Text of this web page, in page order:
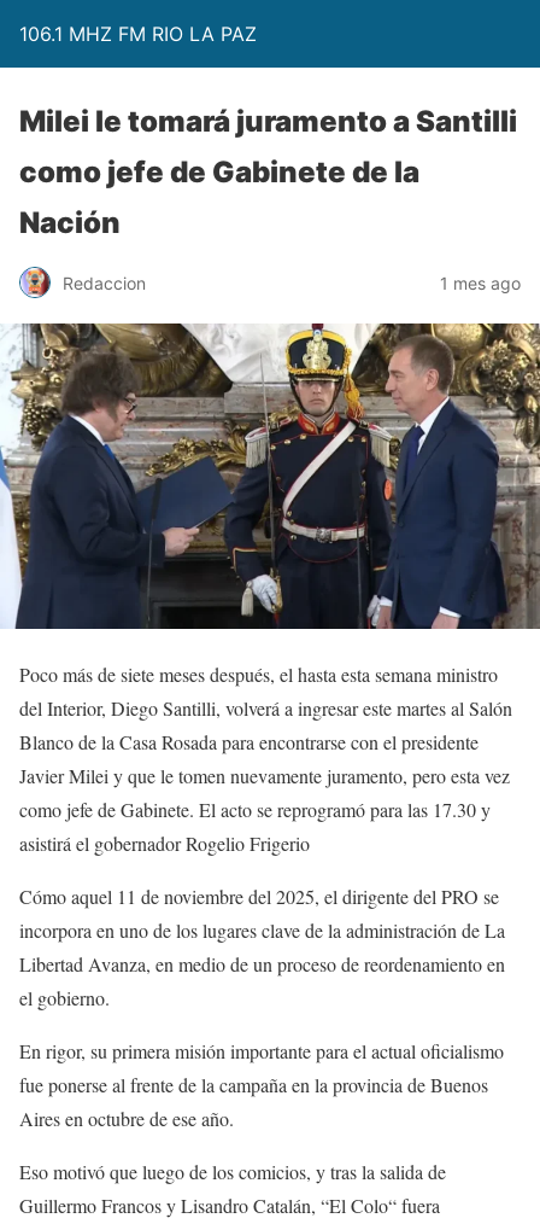
106.1 MHZ FM RIO LA PAZ
Milei le tomará juramento a Santilli
como jefe de Gabinete de la
Nación
Redaccion 1 mes ago
Poco más de siete meses después, el hasta esta semana ministro
del Interior, Diego Santilli, volverá a ingresar este martes al Salón
Blanco de la Casa Rosada para encontrarse con el presidente
Javier Milei y que le tomen nuevamente juramento, pero esta vez
como jefe de Gabinete. El acto se reprogramó para las 17.30 y
asistirá el gobernador Rogelio Frigerio
Cómo aquel 11 de noviembre del 2025, el dirigente del PRO se
incorpora en uno de los lugares clave de la administración de La
Libertad Avanza, en medio de un proceso de reordenamiento en
el gobierno.
En rigor, su primera misión importante para el actual oficialismo
fue ponerse al frente de la campaña en la provincia de Buenos
Aires en octubre de ese año.
Eso motivó que luego de los comicios, y tras la salida de
Guillermo Francos y Lisandro Catalán, “El Colo“ fuera